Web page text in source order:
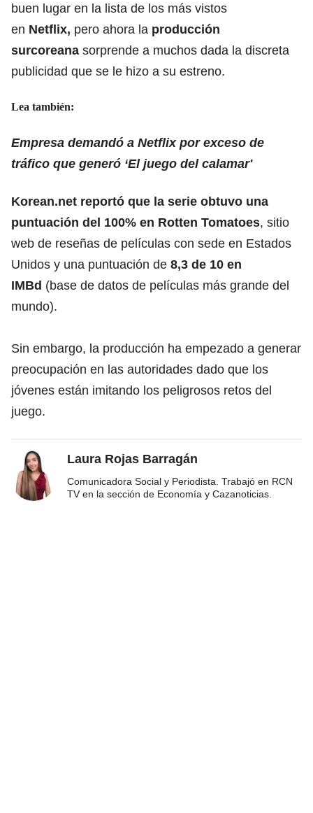
buen lugar en la lista de los más vistos
en Netflix, pero ahora la producción
surcoreana sorprende a muchos dada la discreta
publicidad que se le hizo a su estreno.
Lea también:
Empresa demandó a Netflix por exceso de
tráfico que generó ‘El juego del calamar'
Korean.net reportó que la serie obtuvo una
puntuación del 100% en Rotten Tomatoes, sitio
web de reseñas de películas con sede en Estados
Unidos y una puntuación de 8,3 de 10 en
IMBd (base de datos de películas más grande del
mundo).
Sin embargo, la producción ha empezado a generar
preocupación en las autoridades dado que los
jóvenes están imitando los peligrosos retos del
juego.
Laura Rojas Barragán
Comunicadora Social y Periodista. Trabajó en RCN
TV en la sección de Economía y Cazanoticias.